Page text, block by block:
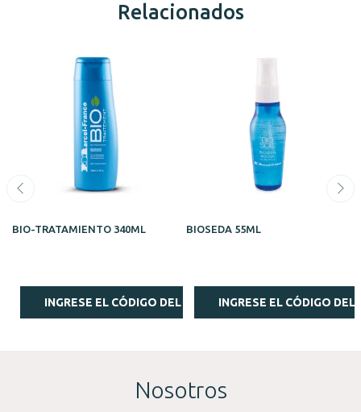
Relacionados
BIO-TRATAMIENTO 340ML
INGRESE EL CÓDIGO DEL ESTILISTA
BIOSEDA 55ML
INGRESE EL CÓDIGO DEL
Nosotros